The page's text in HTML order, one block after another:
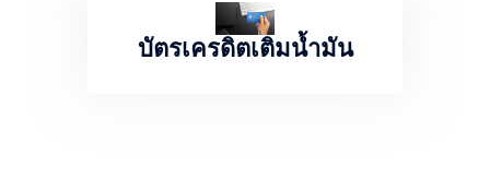
บัตรเครดิตเติมน้ำมัน